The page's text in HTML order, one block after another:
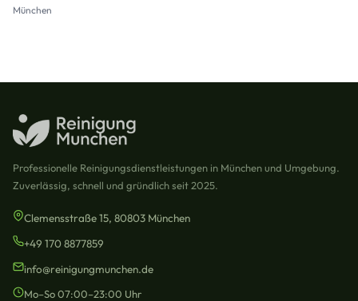
München
Professionelle Reinigungsdienstleistungen in München und Umgebung.
Zuverlässig, schnell und gründlich seit 2025.
Clemensstraße 15, 80803 München
+49 170 8877859
info@reinigungmunchen.de
Mo–So 07:00–23:00 Uhr